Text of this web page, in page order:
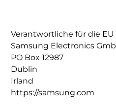
Verantwortliche für die EU
Samsung Electronics
PO Box 12987
Dublin
Irland
https://samsung.com